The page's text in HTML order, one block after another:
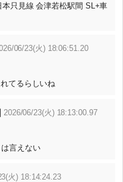
只見線 会津若松駅間 SL+車
06/23(火) 18:06:51.20
てるらしいね
2026/06/23(火) 18:13:00.97
言えない
火) 18:14:24.23